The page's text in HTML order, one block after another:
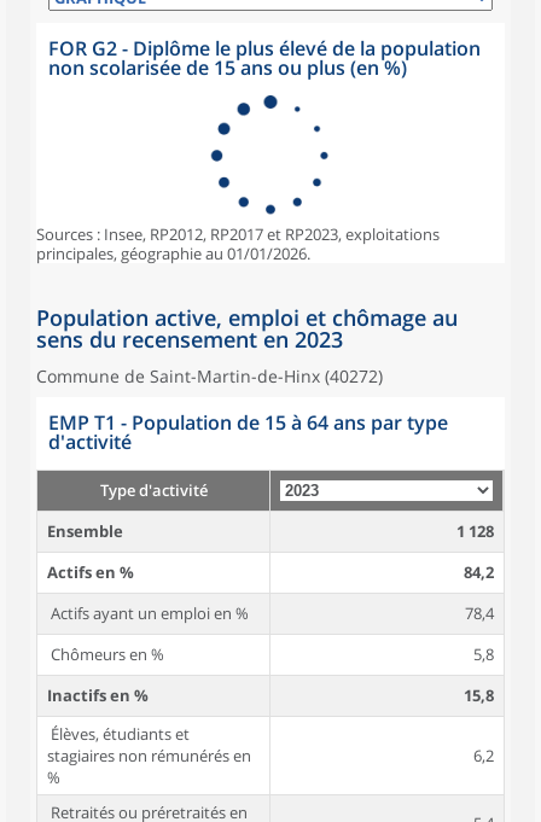
FOR G2 - Diplôme le plus élevé de la population
non scolarisée de 15 ans ou plus (en %)
Sources : Insee, RP2012, RP2017 et RP2023, exploitations
principales, géographie au 01/01/2026.
Population active, emploi et chômage au
sens du recensement en 2023
Commune de Saint-Martin-de-Hinx (40272)
EMP T1 - Population de 15 à 64 ans par type
d'activité
Type d'activité
Ensemble
1 128
Actifs en %
84,2
Actifs ayant un emploi en %
78,4
Chômeurs en %
5,8
Inactifs en %
15,8
Élèves, étudiants et
stagiaires non rémunérés en
%
6,2
Retraités ou préretraités en